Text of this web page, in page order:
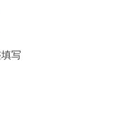
写